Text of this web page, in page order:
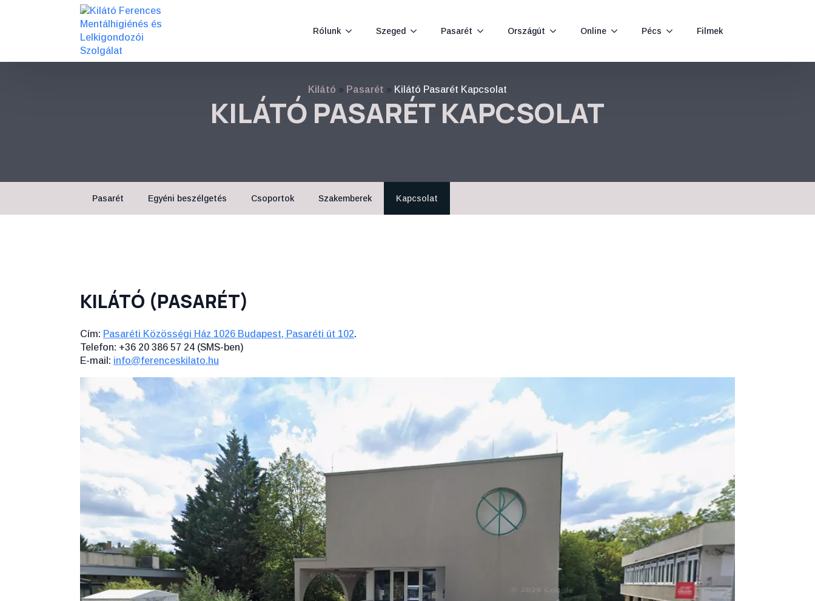
Rólunk Szeged Pasarét Országút Online Pécs Filmek
Kilátó » Pasarét » Kilátó Pasarét Kapcsolat
KILÁTÓ PASARÉT KAPCSOLAT
Pasarét Egyéni beszélgetés Csoportok Szakemberek Kapcsolat
KILÁTÓ (PASARÉT)
Cím: Pasaréti Közösségi Ház 1026 Budapest, Pasaréti út 102.
Telefon: +36 20 386 57 24 (SMS-ben)
E-mail: info@ferenceskilato.hu